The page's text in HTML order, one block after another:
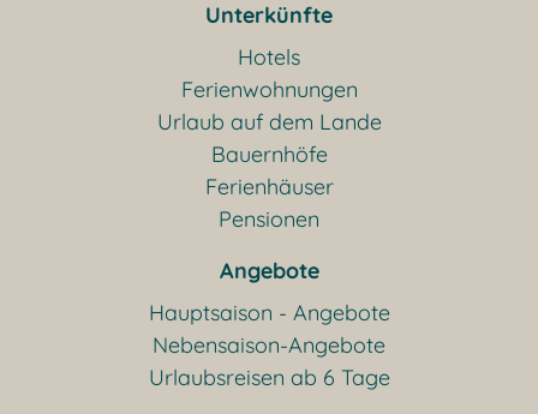
Unterkünfte
Hotels
Ferienwohnungen
Urlaub auf dem Lande
Bauernhöfe
Ferienhäuser
Pensionen
Angebote
Hauptsaison - Angebote
Nebensaison-Angebote
Urlaubsreisen ab 6 Tage